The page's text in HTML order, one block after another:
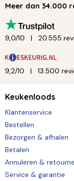
Meer dan 34.000
9,0/10 20.555
9,2/10 13.500
Keukenloods
Klantenservice
Bestellen
Bezorgen & afhalen
Betalen
Annuleren &
Service & garantie